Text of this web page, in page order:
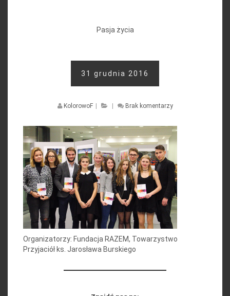
Pasja życia
31 grudnia 2016
KolorowoF Brak komentarzy
Organizatorzy: Fundacja RAZEM, Towarzystwo
Przyjaciół ks. Jarosława Burskiego